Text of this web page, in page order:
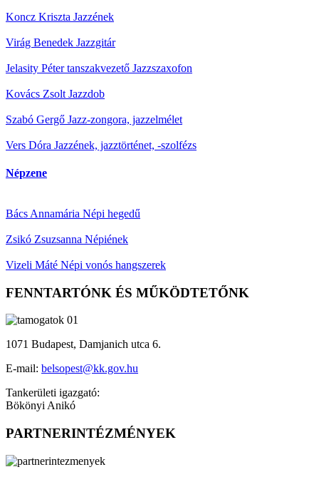
Koncz Kriszta Jazzének
Virág Benedek Jazzgitár
Jelasity Péter tanszakvezető Jazzszaxofon
Kovács Zsolt Jazzdob
Szabó Gergő Jazz-zongora, jazzelmélet
Vers Dóra Jazzének, jazztörténet, -szolfézs
Népzene
Bács Annamária Népi hegedű
Zsikó Zsuzsanna Népiének
Vizeli Máté Népi vonós hangszerek
FENNTARTÓNK ÉS MŰKÖDTETŐNK
1071 Budapest, Damjanich utca 6.
E-mail: belsopest@kk.gov.hu
Tankerületi igazgató:
Bökönyi Anikó
PARTNERINTÉZMÉNYEK